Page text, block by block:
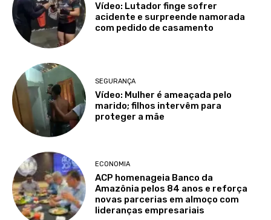
Vídeo: Lutador finge sofrer
acidente e surpreende namorada
com pedido de casamento
SEGURANÇA
Vídeo: Mulher é ameaçada pelo
marido; filhos intervêm para
proteger a mãe
ECONOMIA
ACP homenageia Banco da
Amazônia pelos 84 anos e reforça
novas parcerias em almoço com
lideranças empresariais